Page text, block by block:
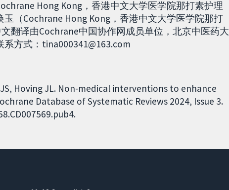
Hong Kong，香港中文大学医学院那打素护理
（Cochrane Hong Kong，香港中文大学医学院那打
翻译由Cochrane中国协作网成员单位，北京中医药大
方式：tina000341@163.com
Hoving JL. Non-medical interventions to enhance
Database of Systematic Reviews 2024, Issue 3.